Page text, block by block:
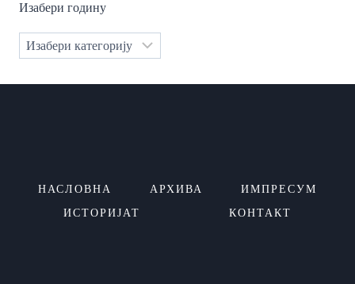
Изабери годину
Категорије
НАСЛОВНА АРХИВА ИМПРЕСУМ
ИСТОРИЈАТ КОНТАКТ